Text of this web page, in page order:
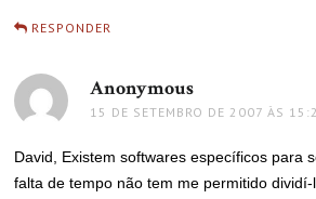
RESPONDER
Anonymous
15 DE SETEMBRO DE 2007 ÀS
David, Existem softwares específicos para
falta de tempo não tem me permitido